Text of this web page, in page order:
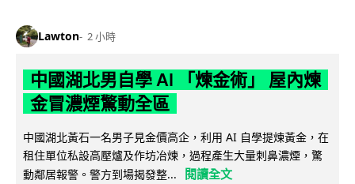
Lawton 2 小時
中國湖北男自學 AI 「煉金術」 屋內煉
金冒濃煙驚動全區
中國湖北黃石一名男子見金價高企，利用 AI 自學提煉黃金，在
租住單位私設高壓爐及作坊冶煉，過程產生大量刺鼻濃煙，驚
動鄰居報警。警方到場揭發整...
閱讀全文